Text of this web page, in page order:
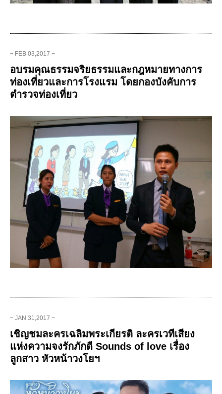
− FEB 03,2017 −
อบรมคุณธรรมจริยธรรมและกฎหมายทางการ
ท่องเที่ยวและการโรงแรม โดยกองบังคับการ
ตำรวจท่องเที่ยว
− JAN 31,2017 −
เชิญชมละครเฉลิมพระเกียรติ ละครเวทีเสียง
แห่งความจงรักภักดี Sounds of love เรื่อง
ลูกสาว หัวหน้าวงโยฯ